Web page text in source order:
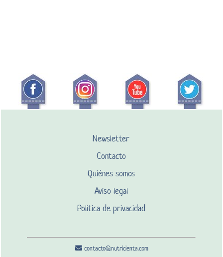
Newsletter
Contacto
Quiénes somos
Aviso legal
Política de privacidad
contacto@nutricienta.com